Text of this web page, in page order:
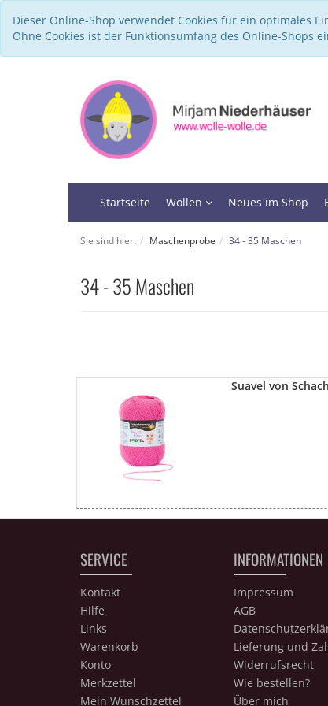
Dieser Online-Shop verwendet Cookies für ein optimales
Ohne Cookies ist der Funktionsumfang des Online-Shops
Startseite Wollen Neues im Shop
Sie sind hier: Maschenprobe 34 - 35 Maschen
34 - 35 Maschen
Suavel von
SERVICE
Kontakt
Hilfe
Links
Warenkorb
Konto
Merkzettel
Mein Wunschzettel
INFORMATIONEN
Impressum
AGB
Lieferung und
Widerrufsrecht
Wie bestellen?
Über mich